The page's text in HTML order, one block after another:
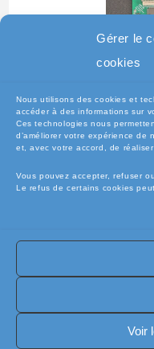
Gérer le
cookies
Nous utilisons des cookies et
accéder à des informations sur
Ces technologies nous
d’améliorer votre expérience de
et, avec votre accord, de
Vous pouvez accepter, refuser
Le refus de certains cookies
Voir
🧾Conditions Générales de
🔐 Politique de
🛡️ Assurance